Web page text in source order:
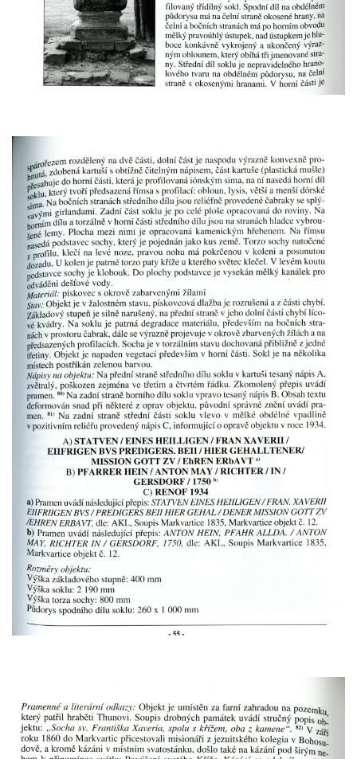
Fischera na domě čp. 5/16 na třídě 9.
května v Rumburku
Pamětní deska Johanna Neumanna
severně od Tokáně
východně od Srbské Kamenice
Busta Jana Amose Komenského na domě
čp. 37 v Račicích
Socha ležícího koně v Sadech
Československé armády v Teplicích
Socha Medvídě v Tierpark Chemnitz
Sochy Ležící žena v Tierpark Chemnitz
Sochy Ptáci v Tierpark Chemnitz
Socha Skupina jeřábů v Tierpark Chemnitz
Socha Panter v ZOO Leipzig
Socha Dívka s mušlí v ZOO Leipzig
Socha Tygr v ZOO Leipzig
Socha Atlet v ZOO Leipzig
Socha Marabu v ZOO Leipzig
Busta Karla Maxe Schneidera v ZOO
Leipzig
Socha Iásón v ZOO Leipzig
Socha Mladý slon v ZOO Leipzig
Socha Býk v ZOO Dresden
Socha Uprchlý otrok bojuje s divokým psem
Socha Faun s medvíďaty v ZOO Dresden
Socha divokého prasete před vstupem do